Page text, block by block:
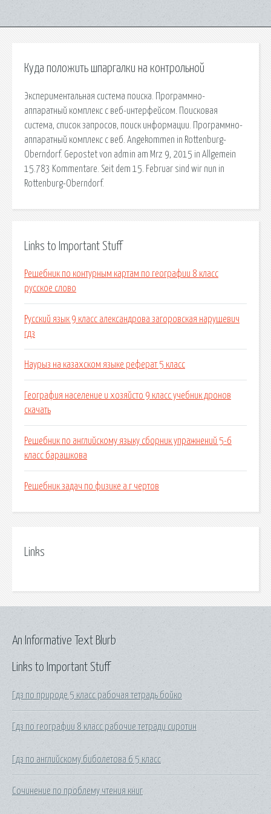
Куда положить шпаргалки на контрольной
Экспериментальная система поиска. Программно-
аппаратный комплекс с веб-интерфейсом. Поисковая
сиcтема, список запросов, поиск информации. Программно-
аппаратный комплекс с веб. Angekommen in Rottenburg-
Oberndorf. Gepostet von admin am Mrz 9, 2015 in Allgemein
15.783 Kommentare. Seit dem 15. Februar sind wir nun in
Rottenburg-Oberndorf.
Links to Important Stuff
Решебник по контурным картам по географии 8 класс
русское слово
Русский язык 9 класс александрова загоровская нарушевич
гдз
Наурыз на казахском языке реферат 5 класс
География население и хозяйсто 9 класс учебник дронов
скачать
Решебник по английскому языку сборник упражнений 5-6
класс барашкова
Решебник задач по физике а.г чертов
Links
Links to Important Stuff
Гдз по природе 5 класс рабочая тетрадь бойко
Гдз по географии 8 класс рабочие тетради сиротин
Гдз по английскому биболетова 6 5 класс
Сочинение по проблему чтения книг
An Informative Text Blurb